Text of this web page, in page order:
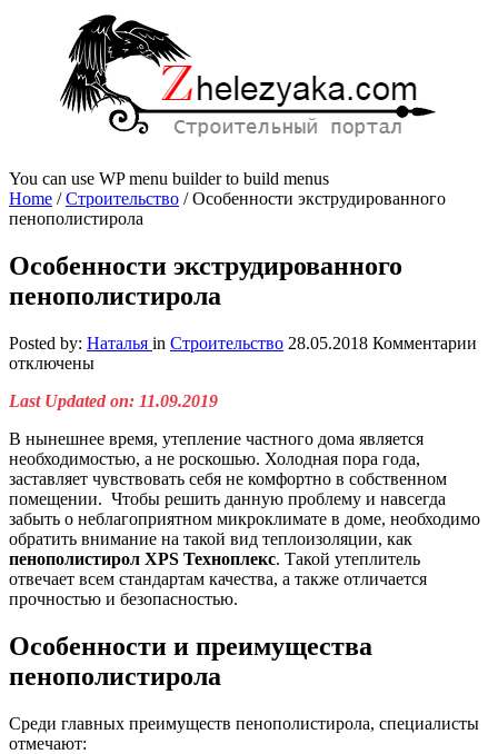
You can use WP menu builder to build menus
Home /Строительство /Особенности экструдированного
пенополистирола
Особенности экструдированного
пенополистирола
Posted by: Наталья in Строительство 28.05.2018 Комментарии
отключены
Last Updated on: 11.09.2019
В нынешнее время, утепление частного дома является
необходимостью, а не роскошью. Холодная пора года,
заставляет чувствовать себя не комфортно в собственном
помещении. Чтобы решить данную проблему и навсегда
забыть о неблагоприятном микроклимате в доме, необходимо
обратить внимание на такой вид теплоизоляции, как
пенополистирол XPS Техноплекс. Такой утеплитель
отвечает всем стандартам качества, а также отличается
прочностью и безопасностью.
Особенности и преимущества
пенополистирола
Среди главных преимуществ пенополистирола, специалисты
отмечают: